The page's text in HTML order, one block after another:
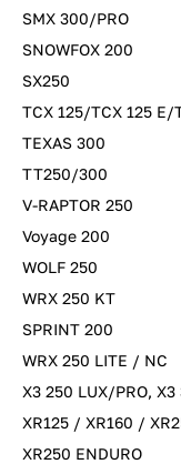
SMX 300/PRO
SNOWFOX 200
SX250
TCX 125/TCX 125 E/
TEXAS 300
TT250/300
V-RAPTOR 250
Voyage 200
WOLF 250
WRX 250 KT
SPRINT 200
WRX 250 LITE / NC
X3 250 LUX/PRO,
XR125 / XR160 /
XR250 ENDURO